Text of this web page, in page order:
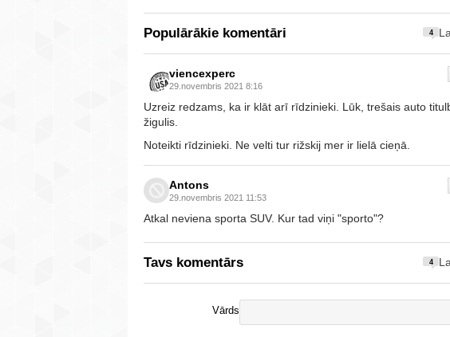
Populārākie komentāri 4
viencexperc
29.novembris 2021 8:16
Uzreiz redzams, ka ir klāt arī rīdzinieki. Lūk, trešais auto
žigulis.
Noteikti rīdzinieki. Ne velti tur rižskij mer ir lielā cieņā.
Antons
29.novembris 2021 11:53
Atkal neviena sporta SUV. Kur tad viņi "sporto"?
Tavs komentārs 4
Vārds